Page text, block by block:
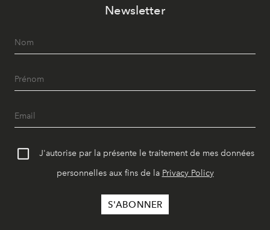
Newsletter
J'autorise par la présente le traitement de mes données
personnelles aux fins de la Privacy Policy